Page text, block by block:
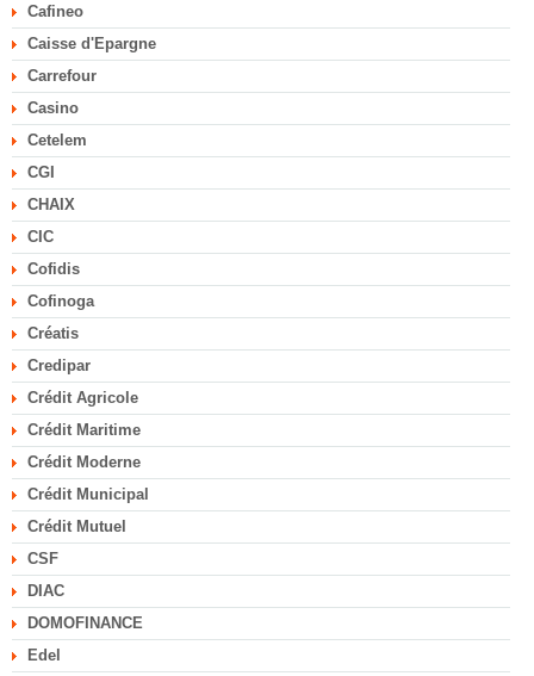
Cafineo
Caisse d'Epargne
Carrefour
Casino
Cetelem
CGI
CHAIX
CIC
Cofidis
Cofinoga
Créatis
Credipar
Crédit Agricole
Crédit Maritime
Crédit Moderne
Crédit Municipal
Crédit Mutuel
CSF
DIAC
DOMOFINANCE
Edel